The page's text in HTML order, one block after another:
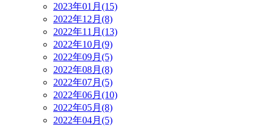
2023年01月(15)
2022年12月(8)
2022年11月(13)
2022年10月(9)
2022年09月(5)
2022年08月(8)
2022年07月(5)
2022年06月(10)
2022年05月(8)
2022年04月(5)